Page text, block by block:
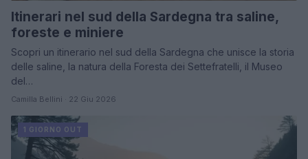
Itinerari nel sud della Sardegna tra saline,
foreste e miniere
Scopri un itinerario nel sud della Sardegna che unisce la storia
delle saline, la natura della Foresta dei Settefratelli, il Museo
del…
Camilla Bellini · 22 Giu 2026
1 GIORNO OUT